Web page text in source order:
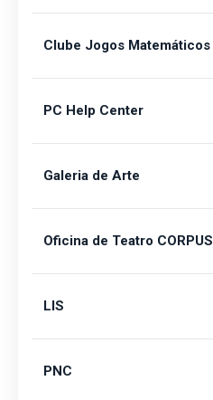
Clube Jogos Matemáticos
PC Help Center
Galeria de Arte
Oficina de Teatro CORPUS
LIS
PNC